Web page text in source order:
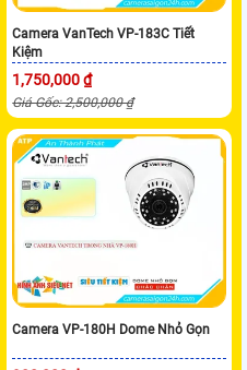
Camera VanTech VP-183C Tiết
Kiệm
1,750,000 ₫
Giá Gốc: 2,500,000 ₫
Camera VP-180H Dome Nhỏ Gọn